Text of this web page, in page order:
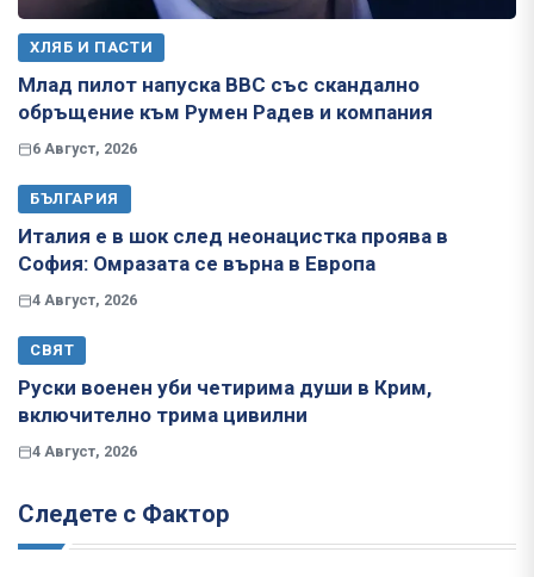
ХЛЯБ И ПАСТИ
Млад пилот напуска ВВС със скандално
обръщение към Румен Радев и компания
6 Август, 2026
БЪЛГАРИЯ
Италия е в шок след неонацистка проява в
София: Омразата се върна в Европа
4 Август, 2026
СВЯТ
Руски военен уби четирима души в Крим,
включително трима цивилни
4 Август, 2026
Следете с Фактор